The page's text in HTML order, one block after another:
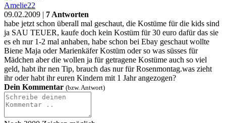
Amelie22
09.02.2009 | 7 Antworten
habe jetzt schon überall mal geschaut, die Kostüme für die kids sind
ja SAU TEUER, kaufe doch kein Kostüm für 30 euro dafür das sie
es eh nur 1-2 mal anhaben, habe schon bei Ebay geschaut wollte
Biene Maja oder Marienkäfer Kostüm oder so was süsses für
Mädchen aber die wollen ja für getragene Kostüme auch so viel
geld, habt ihr nen Tip, brauch das nur für Rosenmontag.was zieht
ihr oder habt ihr euren Kindern mit 1 Jahr angezogen?
Dein Kommentar (bzw. Antwort)